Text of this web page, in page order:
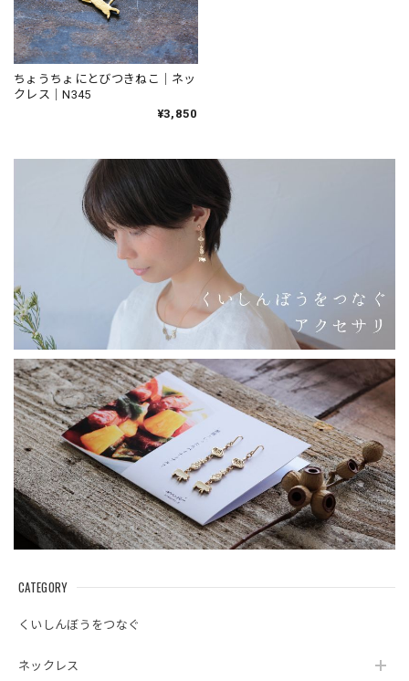
CATEGORY
くいしんぼうをつなぐ
ネックレス
ちょうちょにとびつきねこ｜ネッ
クレス｜N345
¥3,850